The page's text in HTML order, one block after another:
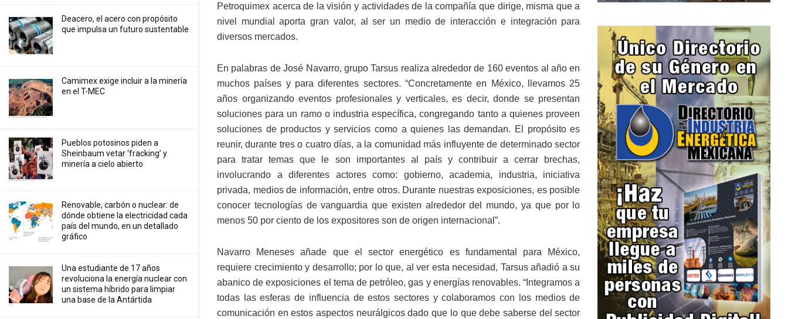
Deacero, el acero con propósito
que impulsa un futuro sustentable
Camimex exige incluir a la minería
en el T-MEC
Pueblos potosinos piden a
Sheinbaum vetar ‘fracking’ y
minería a cielo abierto
Renovable, carbón o nuclear: de
dónde obtiene la electricidad cada
país del mundo, en un detallado
gráfico
Una estudiante de 17 años
revoluciona la energía nuclear con
un sistema híbrido para limpiar
una base de la Antártida
Petroquimex acerca de la visión y actividades de la compañía que dirige, misma que a
nivel mundial aporta gran valor, al ser un medio de interacción e integración para
diversos mercados.
En palabras de José Navarro, grupo Tarsus realiza alrededor de 160 eventos al año en
muchos países y para diferentes sectores. “Concretamente en México, llevamos 25
años organizando eventos profesionales y verticales, es decir, donde se presentan
soluciones para un ramo o industria específica, congregando tanto a quienes proveen
soluciones de productos y servicios como a quienes las demandan. El propósito es
reunir, durante tres o cuatro días, a la comunidad más influyente de determinado sector
para tratar temas que le son importantes al país y contribuir a cerrar brechas,
involucrando a diferentes actores como: gobierno, academia, industria, iniciativa
privada, medios de información, entre otros. Durante nuestras exposiciones, es posible
conocer tecnologías de vanguardia que existen alrededor del mundo, ya que por lo
menos 50 por ciento de los expositores son de origen internacional”.
Navarro Meneses añade que el sector energético es fundamental para México,
requiere crecimiento y desarrollo; por lo que, al ver esta necesidad, Tarsus añadió a su
abanico de exposiciones el tema de petróleo, gas y energías renovables. “Integramos a
todas las esferas de influencia de estos sectores y colaboramos con los medios de
comunicación en estos aspectos neurálgicos dado que lo que debe saberse del sector